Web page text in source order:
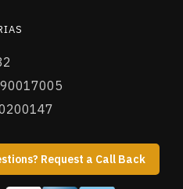
Request a Call Back